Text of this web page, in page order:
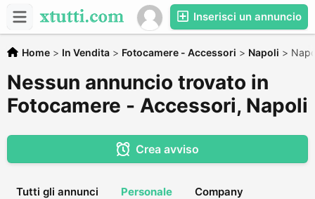
Inserisci un annuncio
Home > In Vendita > Fotocamere - Accessori > Napoli >
Nessun annuncio trovato in
Fotocamere - Accessori, Napoli
Crea avviso
Tutti gli annunci Personale Company